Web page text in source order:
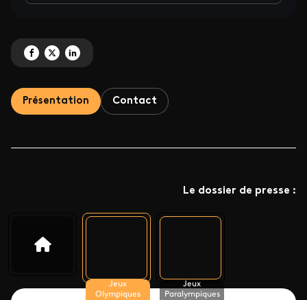
Partagez 'Les Jeux Olympiques de Milano Cortina 2026' sur Facebook
Partagez 'Les Jeux Olympiques de Milano Cortina 2026' sur X
Partagez 'Les Jeux Olympiques de Milano Cortina 2026' sur
Présentation Contact
Le dossier de presse :
Jeux
Olympiques
Jeux
Paralympiques